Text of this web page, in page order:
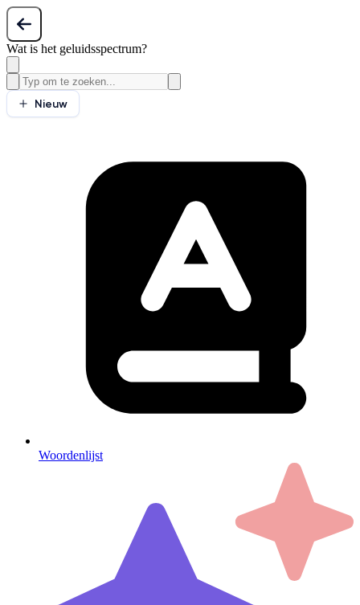
Wat is het geluidsspectrum?
Nieuw
Woordenlijst